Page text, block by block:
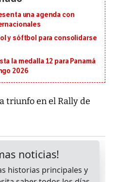
una agenda con
y sóftbol para consolidarse
la medalla 12 para Panamá
2026
triunfo en el Rally de